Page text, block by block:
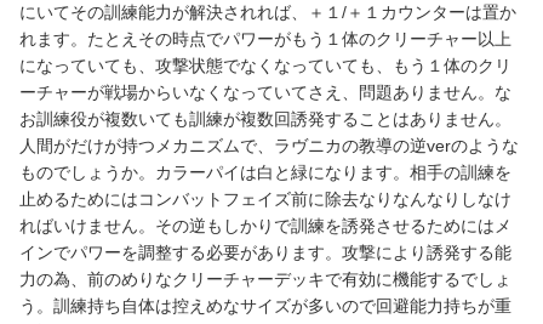
にいてその訓練能力が解決されれば、＋１/＋１カウンターは置か
れます。たとえその時点でパワーがもう１体のクリーチャー以上
になっていても、攻撃状態でなくなっていても、もう１体のクリ
ーチャーが戦場からいなくなっていてさえ、問題ありません。な
お訓練役が複数いても訓練が複数回誘発することはありません。
人間がだけが持つメカニズムで、ラヴニカの教導の逆verのような
ものでしょうか。カラーパイは白と緑になります。相手の訓練を
止めるためにはコンバットフェイズ前に除去なりなんなりしなけ
ればいけません。その逆もしかりで訓練を誘発させるためにはメ
インでパワーを調整する必要があります。攻撃により誘発する能
力の為、前のめりなクリーチャーデッキで有効に機能するでしょ
う。訓練持ち自体は控えめなサイズが多いので回避能力持ちが重